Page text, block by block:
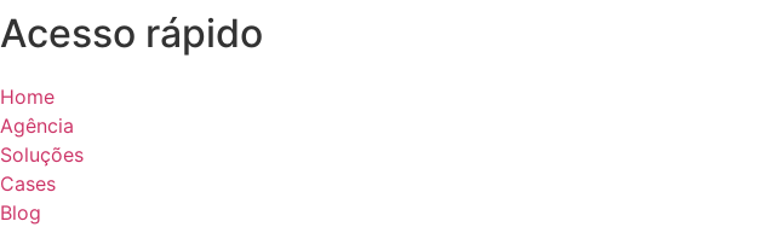
Acesso rápido
Home
Agência
Soluções
Cases
Blog